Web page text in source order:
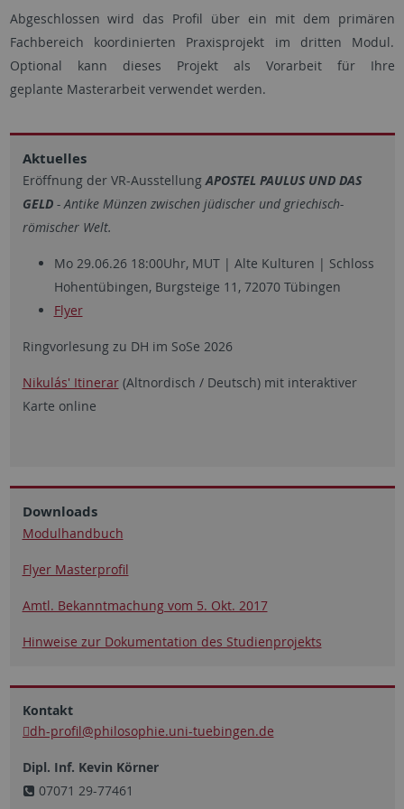
Abgeschlossen wird das Profil über ein mit dem primären
Fachbereich koordinierten Praxisprojekt im dritten Modul.
Optional kann dieses Projekt als Vorarbeit für Ihre
geplante Masterarbeit verwendet werden.
Aktuelles
Eröffnung der VR-AusstellungAPOSTEL PAULUS UND DAS
GELD- Antike Münzen zwischen jüdischer und griechisch-
römischer Welt.
Mo 29.06.26 18:00Uhr, MUT | Alte Kulturen | Schloss
Hohentübingen, Burgsteige 11, 72070 Tübingen
Flyer
Ringvorlesung zu DH im SoSe 2026
Nikulás' Itinerar(Altnordisch / Deutsch) mit interaktiver
Karte online
Downloads
Modulhandbuch
Flyer Masterprofil
Amtl. Bekanntmachung vom 5. Okt. 2017
Hinweise zur Dokumentation des Studienprojekts
Kontakt
dh-profil@philosophie.uni-tuebingen.de
Dipl. Inf. Kevin Körner
07071 29-77461